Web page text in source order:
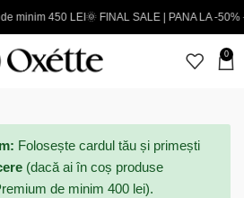
LEI🌞 FINAL SALE | PANA LA -50% - Coduri
0
Folosește cardul tău și primești
(dacă ai în coș produse
de minim 400 lei).